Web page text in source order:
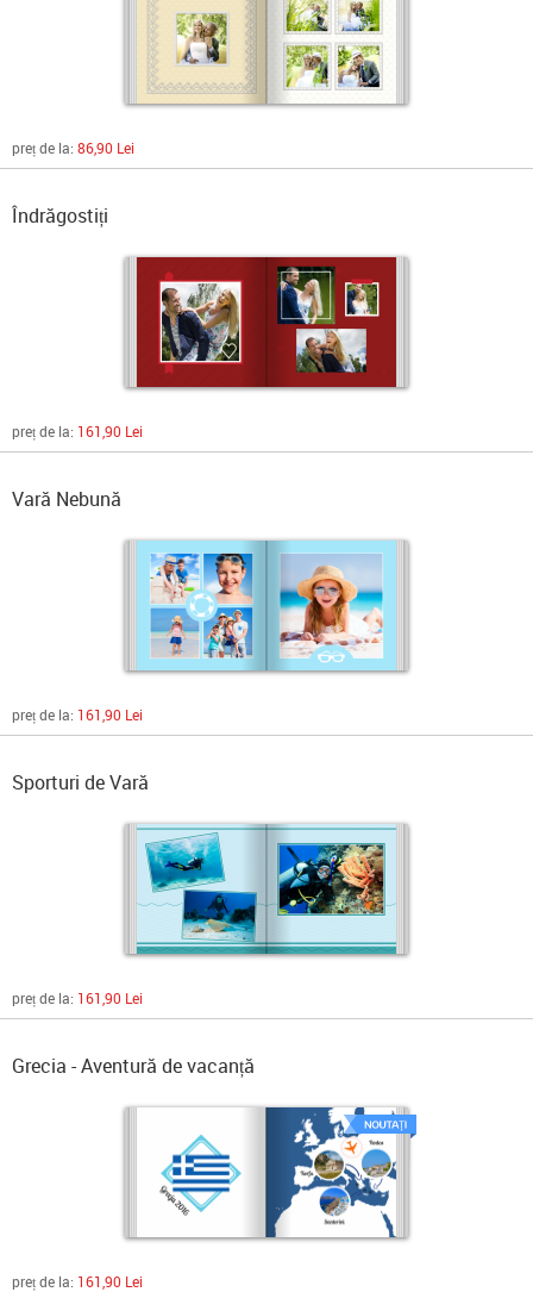
preț de la: 86,90 Lei
Îndrăgostiți
preț de la: 161,90 Lei
Vară Nebună
preț de la: 161,90 Lei
Sporturi de Vară
preț de la: 161,90 Lei
Grecia - Aventură de vacanță
preț de la: 161,90 Lei